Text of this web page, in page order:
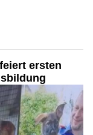
ersten